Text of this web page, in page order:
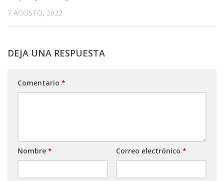
7 AGOSTO, 2022
DEJA UNA RESPUESTA
Comentario *
Nombre * Correo electrónico *